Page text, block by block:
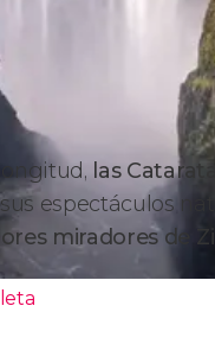
las
espectáculos
miradores de